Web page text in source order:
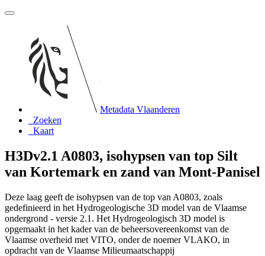
Metadata Vlaanderen
Zoeken
Kaart
H3Dv2.1 A0803, isohypsen van top Silt
van Kortemark en zand van Mont-Panisel
Deze laag geeft de isohypsen van de top van A0803, zoals
gedefinieerd in het Hydrogeologische 3D model van de Vlaamse
ondergrond - versie 2.1. Het Hydrogeologisch 3D model is
opgemaakt in het kader van de beheersovereenkomst van de
Vlaamse overheid met VITO, onder de noemer VLAKO, in
opdracht van de Vlaamse Milieumaatschappij